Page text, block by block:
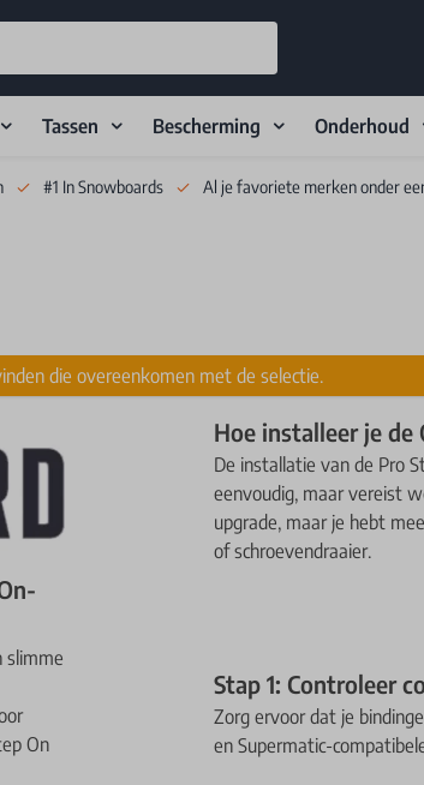
Tassen Bescherming Onderhoud
#1 In Snowboards Al je favoriete merken onder
die overeenkomen met de selectie.
slimme
On
Hoe installeer je de
De installatie van de Pro
eenvoudig, maar vereist
upgrade, maar je hebt
of schroevendraaier.
Stap 1: Controleer
Zorg ervoor dat je
en Supermatic-